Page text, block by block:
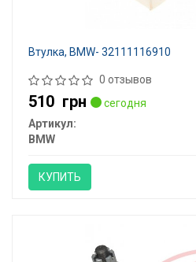
Втулка, BMW- 32111116910
0 отзывов
510 грн
сегодня
Артикул:
BMW
КУПИТЬ